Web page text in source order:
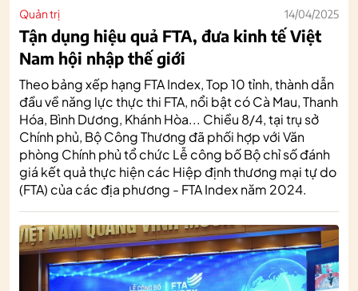
Quản trị 14/04/2025
Tận dụng hiệu quả FTA, đưa kinh tế Việt
Nam hội nhập thế giới
Theo bảng xếp hạng FTA Index, Top 10 tỉnh, thành dẫn
đầu về năng lực thực thi FTA, nổi bật có Cà Mau, Thanh
Hóa, Bình Dương, Khánh Hòa... Chiều 8/4, tại trụ sở
Chính phủ, Bộ Công Thương đã phối hợp với Văn
phòng Chính phủ tổ chức Lễ công bố Bộ chỉ số đánh
giá kết quả thực hiện các Hiệp định thương mại tự do
(FTA) của các địa phương - FTA Index năm 2024.